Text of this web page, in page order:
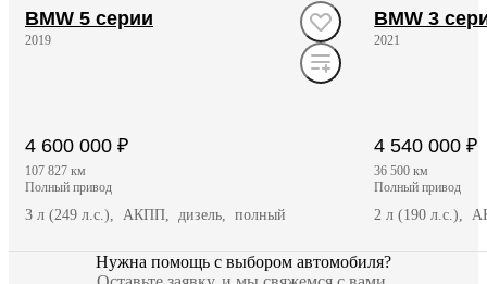
BMW 5 серии
2019
4 600 000 ₽
107 827 км
полный привод
3 л (249 л.с.), АКПП, дизель, полный
BMW 3
2021
4 540 000 ₽
36 500 км
полный привод
2 л (190 л.с.),
Нужна помощь с выбором автомобиля?